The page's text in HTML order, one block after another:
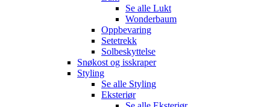
Se alle Lukt
Wonderbaum
Oppbevaring
Setetrekk
Solbeskyttelse
Snøkost og isskraper
Styling
Se alle Styling
Eksteriør